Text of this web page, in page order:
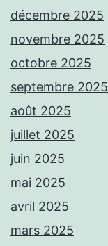
décembre 2025
novembre 2025
octobre 2025
septembre 2025
août 2025
juillet 2025
juin 2025
mai 2025
avril 2025
mars 2025